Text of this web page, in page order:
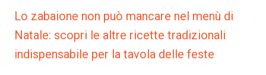
Lo zabaione non può mancare nel menù di
Natale: scopri le altre ricette tradizionali
indispensabile per la tavola delle feste